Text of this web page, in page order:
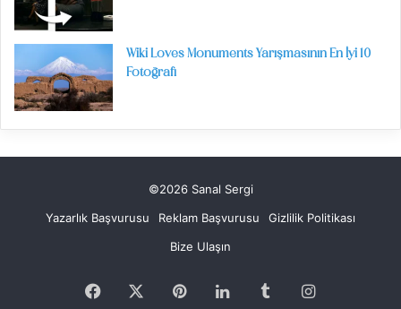
Wiki Loves Monuments Yarışmasının En İyi 10
Fotoğrafı
©2026 Sanal Sergi
Yazarlık Başvurusu
Reklam Başvurusu
Gizlilik Politikası
Bize Ulaşın
Facebook PinterestLinkedInTumblrInstagram